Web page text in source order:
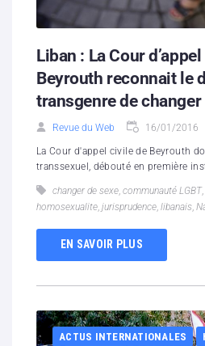
Liban : La Cour
Beyrouth reconnait le
transgenre de changer
Revue du Web 16/01/2016
La Cour d'appel civile de Beyrouth
transsexuel, débouté en première
changer de sexe communauté LGBT,
homosexualite jurisprudence libanais
EN SAVOIR PLUS
ACTUS INTERNATIONALES